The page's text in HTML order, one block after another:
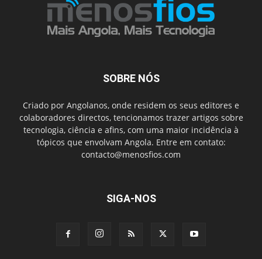
SOBRE NÓS
Criado por Angolanos, onde residem os seus editores e
colaboradores directos, tencionamos trazer artigos sobre
tecnologia, ciência e afins, com uma maior incidência à
tópicos que envolvam Angola. Entre em contato:
contacto@menosfios.com
SIGA-NOS